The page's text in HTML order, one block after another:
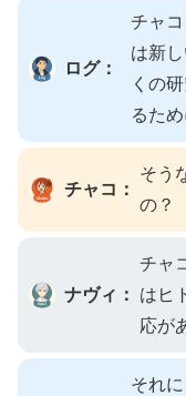
ログ：
チャ
は新
くの
るた
チャコ：
そう
の？
ナヴィ：
チャ
はヒ
応が
それ